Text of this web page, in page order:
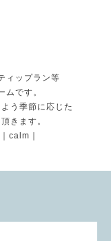
ィップラン等
ムです。
う季節に応じた
きます。
calm｜